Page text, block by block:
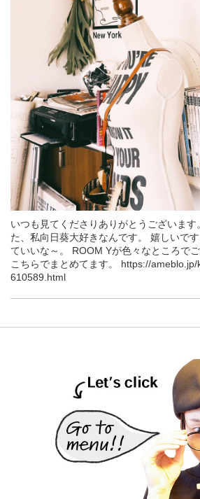
いつも見てくださりありがとうございます
た、私向日葵大好きなんです。 嬉しいで
ていいな～。 ROOM Yが色々なところで
こちらでまとめてます。 https://
610589.html